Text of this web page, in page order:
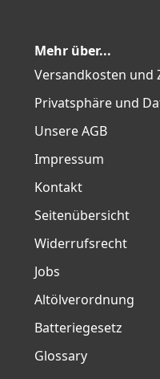
Mehr über...
Versandkosten und
Privatsphäre und
Unsere AGB
Impressum
Kontakt
Seitenübersicht
Widerrufsrecht
Jobs
Altölverordnung
Batteriegesetz
Glossary